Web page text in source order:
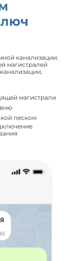
канализации,
магистралей
магистрали
песком